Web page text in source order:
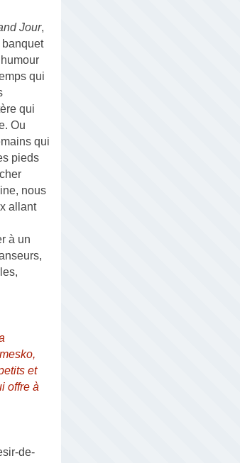
Jour,
qui
qui
Ou
qui
pieds
nous
allant
à un
et
offre à
de-